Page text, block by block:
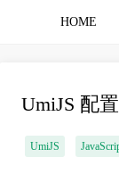
HOME
UmiJS 配
UmiJS